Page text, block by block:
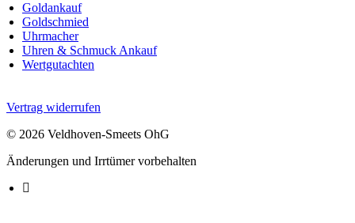
Goldankauf
Goldschmied
Uhrmacher
Uhren & Schmuck Ankauf
Wertgutachten
Vertrag widerrufen
© 2026 Veldhoven-Smeets OhG
Änderungen und Irrtümer vorbehalten